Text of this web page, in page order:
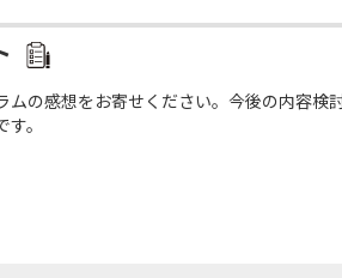
ムの感想をお寄せください。今後の内容検
。